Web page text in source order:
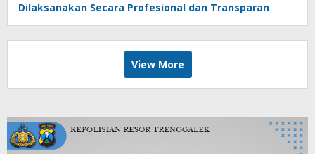
Dilaksanakan Secara Profesional dan Transparan
View More